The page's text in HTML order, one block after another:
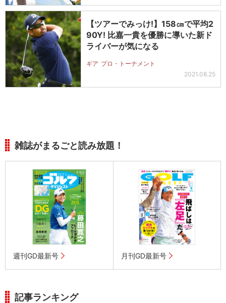
【ツアーでみっけ!】158㎝で平均2
90Y! 比嘉一貴を優勝に導いた新ド
ライバーが気になる
ギア プロ・トーナメント
2021.08.25
雑誌がまるごと読み放題！
週刊GD最新号 月刊GD最新号
記事ランキング